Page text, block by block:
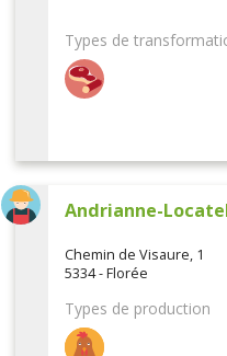
Types de
Andrianne-
Chemin de Visaure, 1
5334 - Florée
Types de production